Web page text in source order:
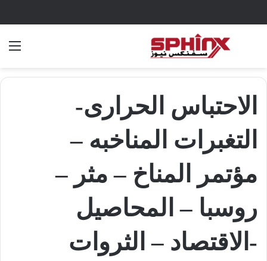
بحث عن
الاحتباس الحرارى-
التغبرات المناخبه –
مؤتمر المناخ – مثر –
روسبا – المحاصيل
-الاقتصاد – الثروات